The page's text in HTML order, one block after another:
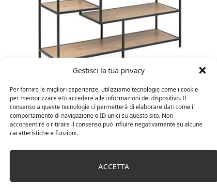
Gestisci la tua privacy
Per fornire le migliori esperienze, utilizziamo tecnologie come i cookie
per memorizzare e/o accedere alle informazioni del dispositivo. Il
consenso a queste tecnologie ci permetterà di elaborare dati come il
comportamento di navigazione o ID unici su questo sito. Non
acconsentire o ritirare il consenso può influire negativamente su alcune
caratteristiche e funzioni.
ACCETTA
Amazon Basics Martin – Libreria, 35 x 114 x 78 cm
(Lu x La x A), effetto quercia(In precedenza
marchio Movian)